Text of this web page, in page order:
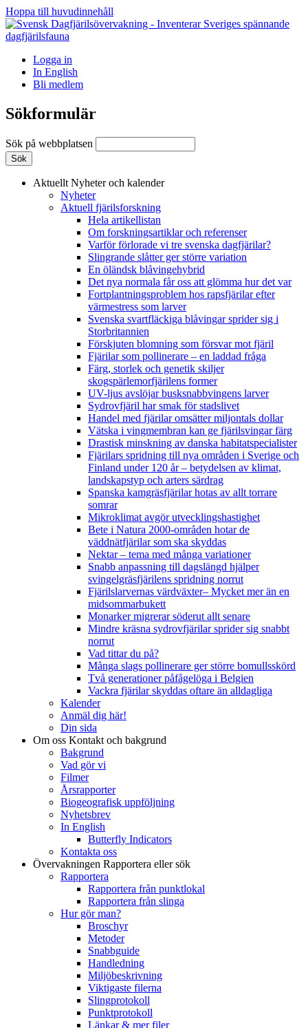
Hoppa till huvudinnehåll
Logga in
In English
Bli medlem
Sökformulär
Sök på webbplatsen
Aktuellt Nyheter och kalender
Nyheter
Aktuell fjärilsforskning
Hela artikellistan
Om forskningsartiklar och referenser
Varför förlorade vi tre svenska dagfjärilar?
Slingrande slåtter ger större variation
En öländsk blåvingehybrid
Det nya normala får oss att glömma hur det var
Fortplantningsproblem hos rapsfjärilar efter
värmestress som larver
Svenska svartfläckiga blåvingar sprider sig i
Storbritannien
Förskjuten blomning som försvar mot fjäril
Fjärilar som pollinerare – en laddad fråga
Färg, storlek och genetik skiljer
skogspärlemorfjärilens former
UV-ljus avslöjar busksnabbvingens larver
Sydrovfjäril har smak för stadslivet
Handel med fjärilar omsätter miljontals dollar
Vätska i vingmembran kan ge fjärilsvingar färg
Drastisk minskning av danska habitatspecialister
Fjärilars spridning till nya områden i Sverige och
Finland under 120 år– betydelsen av klimat,
landskapstyp och arters särdrag
Spanska kamgräsfjärilar hotas av allt torrare
somrar
Mikroklimat avgör utvecklingshastighet
Bete i Natura 2000-områden hotar de
väddnätfjärilar som ska skyddas
Nektar – tema med många variationer
Snabb anpassning till dagslängd hjälper
svingelgräsfjärilens spridning norrut
Fjärilslarvernas värdväxter– Mycket mer än en
midsommarbukett
Monarker migrerar söderut allt senare
Mindre kräsna sydrovfjärilar sprider sig snabbt
norrut
Vad tittar du på?
Många slags pollinerare ger större bomullsskörd
Två generationer påfågelöga i Belgien
Vackra fjärilar skyddas oftare än alldagliga
Kalender
Anmäl dig här!
Din sida
Om oss Kontakt och bakgrund
Bakgrund
Vad gör vi
Filmer
Årsrapporter
Biogeografisk uppföljning
Nyhetsbrev
In English
Butterfly Indicators
Kontakta oss
Övervakningen Rapportera eller sök
Rapportera
Rapportera från punktlokal
Rapportera från slinga
Hur gör man?
Broschyr
Metoder
Snabbguide
Handledning
Miljöbeskrivning
Viktigaste filerna
Slingprotokoll
Punktprotokoll
Länkar & mer filer